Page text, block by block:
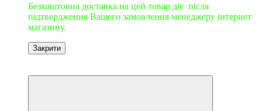
Безкоштовна доставка на цей товар діє після
підтвердження Вашего замовлення менеджеру інтернет
магазину.
Закрити